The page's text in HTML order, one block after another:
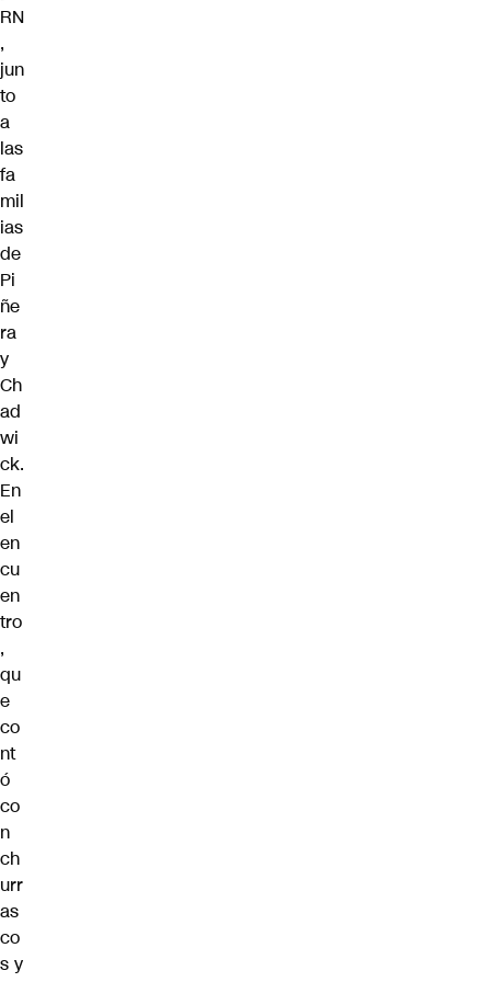
RN
,
jun
to
a
las
fa
mil
ias
de
Pi
ñe
ra
y
Ch
ad
wi
ck.
En
el
en
cu
en
tro
,
qu
e
co
nt
ó
co
n
ch
urr
as
co
s y